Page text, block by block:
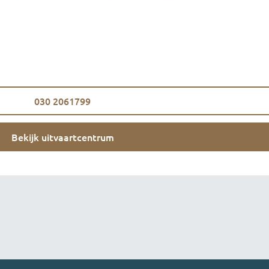
030 2061799
Bekijk uitvaartcentrum